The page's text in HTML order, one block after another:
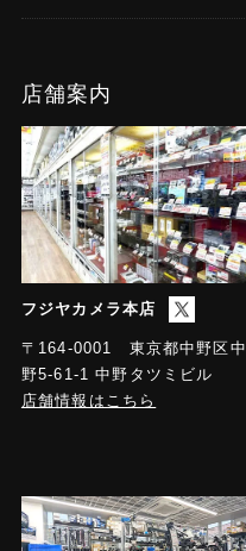
店舗案内
フジヤカメラ本店
〒164-0001 東京都中野区中
野5-61-1 中野タツミビル
店舗情報はこちら